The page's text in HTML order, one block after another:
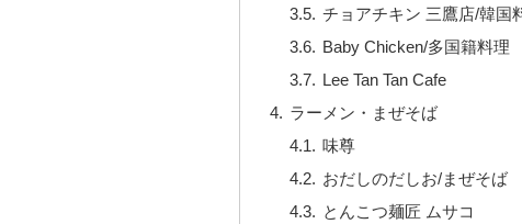
チョアチキン 三鷹店/韓国
Baby Chicken/多国籍料理
Lee Tan Tan Cafe
ラーメン・まぜそば
味尊
おだしのだしお/まぜそば
とんこつ麺匠 ムサコ